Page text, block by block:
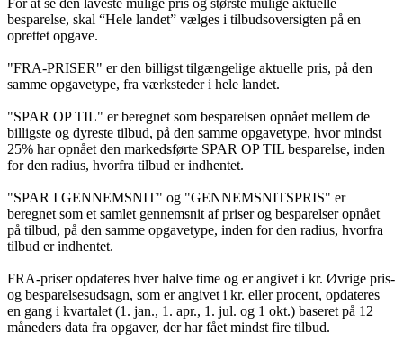
besparelse, skal “Hele landet” vælges i tilbudsoversigten på en
oprettet opgave.
"FRA-PRISER" er den billigst tilgængelige aktuelle pris, på den
samme opgavetype, fra værksteder i hele landet.
"SPAR OP TIL" er beregnet som besparelsen opnået mellem de
billigste og dyreste tilbud, på den samme opgavetype, hvor mindst
25% har opnået den markedsførte SPAR OP TIL besparelse, inden
for den radius, hvorfra tilbud er indhentet.
"SPAR I GENNEMSNIT" og "GENNEMSNITSPRIS" er
beregnet som et samlet gennemsnit af priser og besparelser opnået
på tilbud, på den samme opgavetype, inden for den radius, hvorfra
tilbud er indhentet.
FRA-priser opdateres hver halve time og er angivet i kr. Øvrige pris-
og besparelsesudsagn, som er angivet i kr. eller procent, opdateres
en gang i kvartalet (1. jan., 1. apr., 1. jul. og 1 okt.) baseret på 12
måneders data fra opgaver, der har fået mindst fire tilbud.